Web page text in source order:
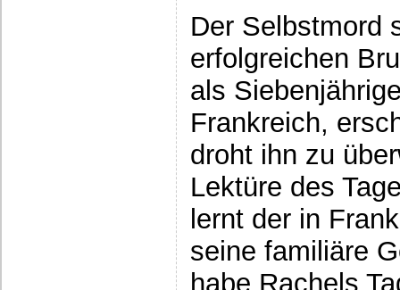
Der Selbstmord
erfolgreichen
als
Frankreich,
droht ihn zu
Lektüre des
lernt der in
seine familiäre
habe Rachels